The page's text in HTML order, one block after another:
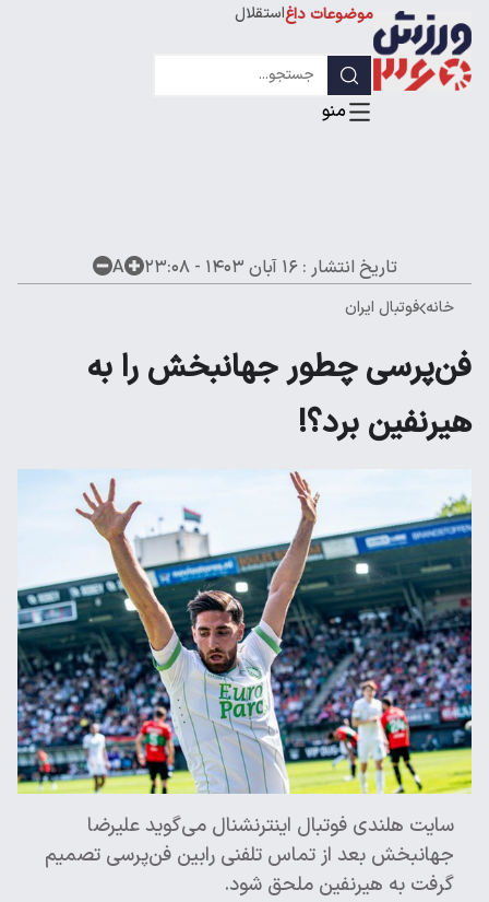
موضوعات داغاستقلال
تاریخ انتشار :۱۶ آبان ۱۴۰۳ - ۲۳:۰۸ A
خانه فوتبال ایران
فن‌پرسی چطور جهانبخش را به
هیرنفین برد؟!
سایت هلندی فوتبال اینترنشنال می‌گوید علیرضا
جهانبخش بعد از ‌تماس تلفنی رابین فن‌پرسی تصمیم
گرفت به هیرنفین ملحق شود. ‌